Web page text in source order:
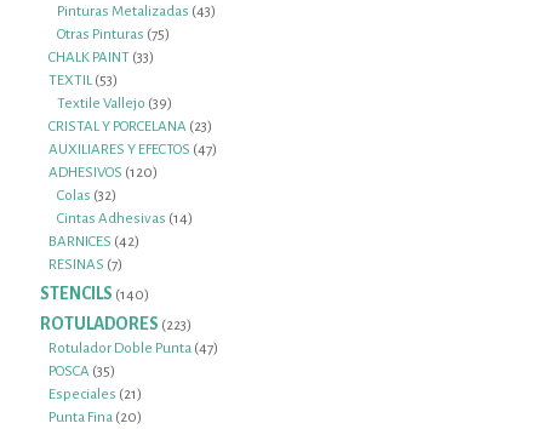
Pinturas Metalizadas 4343
Otras Pinturas 7575
CHALK PAINT 3333
TEXTIL 5353
productos
Textile Vallejo 3939
productos
CRISTAL Y PORCELANA 2323
productos
AUXILIARES Y EFECTOS 4747
ADHESIVOS 120120
Colas 3232
productos
Cintas Adhesivas 1414
BARNICES 4242
RESINAS 77
productos
STENCILS 140140
productos
ROTULADORES 223223
productos
Rotulador Doble Punta 4747
POSCA 3535
productos
Especiales 2121
productos
Punta Fina 2020